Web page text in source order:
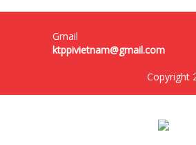
Gmail
ktppivietnam@gmail.com
Copyright